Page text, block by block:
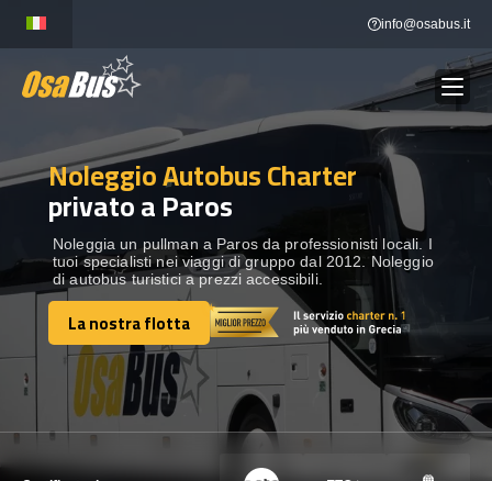
content
info@osabus.it
NOLEGGIO AUTOBUS Show dropdown
DESTINAZIONI Show dropdown
FLOTTA
METTITI IN CONTATTO
METTITI IN CONTATTO
Noleggio Autobus Charter
privato a Paros
Noleggia un pullman a Paros da professionisti locali. I
tuoi specialisti nei viaggi di gruppo dal 2012. Noleggio
di autobus turistici a prezzi accessibili.
La nostra flotta
La nostra flotta